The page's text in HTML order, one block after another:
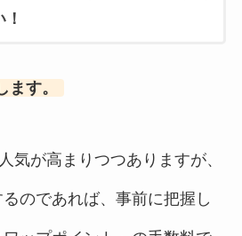
す。
気が高まりつつありますが、
のであれば、事前に把握し